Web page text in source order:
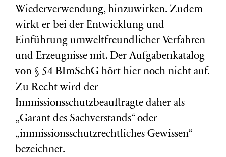
Wiederverwendung, hinzuwirken. Zudem
wirkt er bei der Entwicklung und
Einführung umweltfreundlicher Verfahren
und Erzeugnisse mit. Der Aufgabenkatalog
von § 54 BImSchG hört hier noch nicht auf.
Zu Recht wird der
Immissionsschutzbeauftragte daher als
„Garant des Sachverstands“ oder
„immissionsschutzrechtliches Gewissen“
bezeichnet.